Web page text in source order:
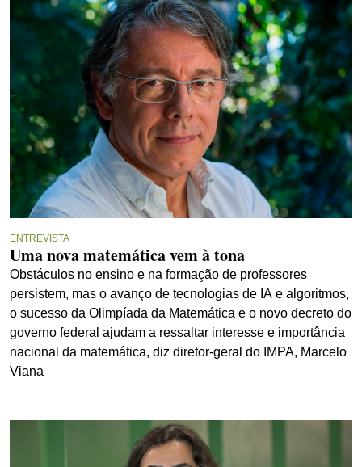
ENTREVISTA
Uma nova matemática vem à tona
Obstáculos no ensino e na formação de professores
persistem, mas o avanço de tecnologias de IA e algoritmos,
o sucesso da Olimpíada da Matemática e o novo decreto do
governo federal ajudam a ressaltar interesse e importância
nacional da matemática, diz diretor-geral do IMPA, Marcelo
Viana